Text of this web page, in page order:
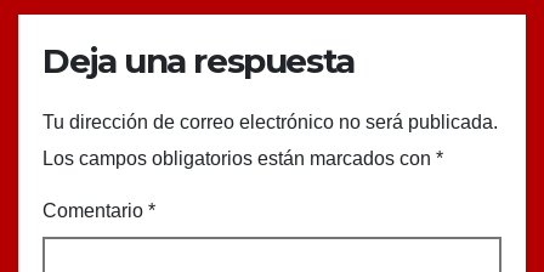
Deja una respuesta
Tu dirección de correo electrónico no será publicada.
Los campos obligatorios están marcados con *
Comentario *